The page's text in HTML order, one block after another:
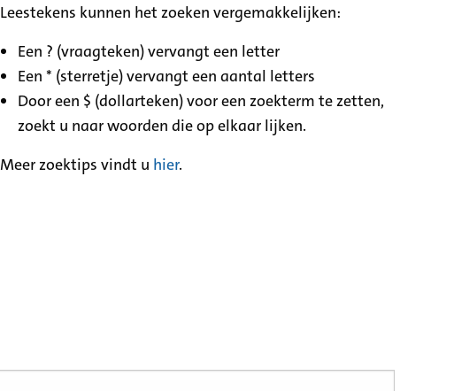
Leestekens kunnen het zoeken vergemakkelijken:
Een ? (vraagteken) vervangt een letter
Een * (sterretje) vervangt een aantal letters
Door een $ (dollarteken) voor een zoekterm te zetten,
zoekt u naar woorden die op elkaar lijken.
Meer zoektips vindt u hier.